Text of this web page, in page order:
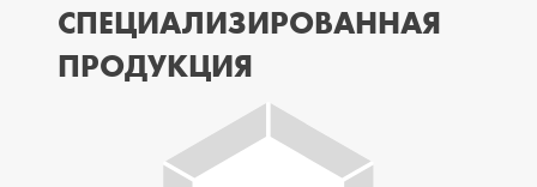
СПЕЦИАЛИЗИРОВАННАЯ
ПРОДУКЦИЯ